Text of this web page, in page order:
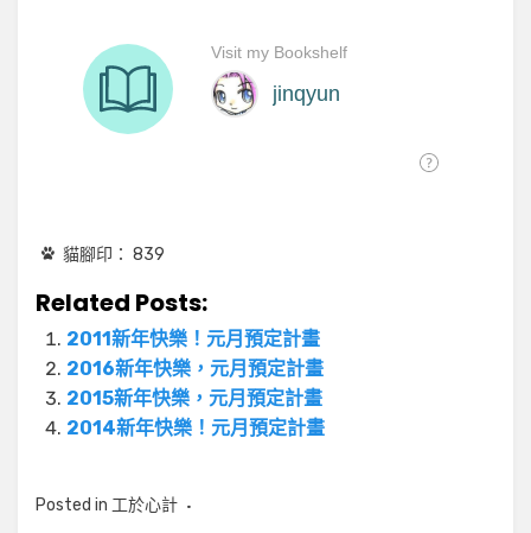
貓腳印： 839
Related Posts:
2011新年快樂！元月預定計畫
2016新年快樂，元月預定計畫
2015新年快樂，元月預定計畫
2014新年快樂！元月預定計畫
Posted in 工於心計